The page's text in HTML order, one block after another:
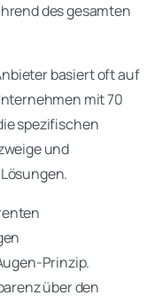
des gesamten
basiert oft auf
mit 70
spezifischen
und
Prinzip.
über den